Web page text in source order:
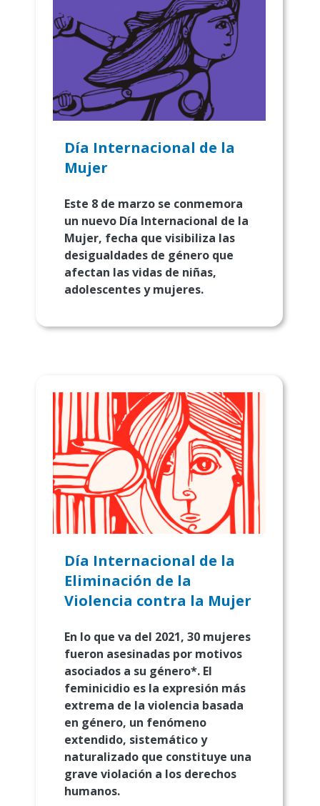
Día Internacional de la
Mujer
Este 8 de marzo se conmemora
un nuevo Día Internacional de la
Mujer, fecha que visibiliza las
desigualdades de género que
afectan las vidas de niñas,
adolescentes y mujeres.
Día Internacional de la
Eliminación de la
Violencia contra la Mujer
En lo que va del 2021, 30 mujeres
fueron asesinadas por motivos
asociados a su género*. El
feminicidio es la expresión más
extrema de la violencia basada
en género, un fenómeno
extendido, sistemático y
naturalizado que constituye una
grave violación a los derechos
humanos.